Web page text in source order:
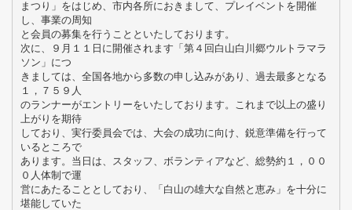
まつり」をはじめ、市内各所におきまして、プレイベントを開催
し、事業の周知
と会員の募集を行うことといたしております。
次に、９月１１日に開催されます「第４回白山白川郷ウルトラマラ
ソン」につ
きましては、全国各地から多数の申し込みがあり、過去最多となる
１，７５９人
のランナーがエントリーをいたしております。これまで以上の盛り
上がりを期待
しており、実行委員会では、大会の成功に向け、鋭意準備を行って
いるところで
あります。当日は、スタッフ、ボランティアなど、総勢約１，００
０人体制で運
営にあたることとしており、「白山の雄大な自然と恵み」を十分に
堪能していた